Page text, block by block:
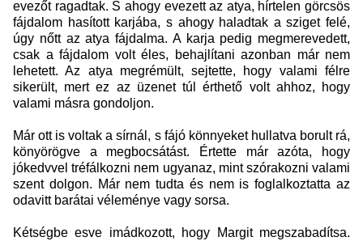
evezőt ragadtak. S ahogy evezett az atya, hírtelen görcsös
fájdalom hasított karjába, s ahogy haladtak a sziget felé,
úgy nőtt az atya fájdalma. A karja pedig megmerevedett,
csak a fájdalom volt éles, behajlítani azonban már nem
lehetett. Az atya megrémült, sejtette, hogy valami félre
sikerült, mert ez az üzenet túl érthető volt ahhoz, hogy
valami másra gondoljon.
Már ott is voltak a sírnál, s fájó könnyeket hullatva borult rá,
könyörögve a megbocsátást. Értette már azóta, hogy
jókedvvel tréfálkozni nem ugyanaz, mint szórakozni valami
szent dolgon. Már nem tudta és nem is foglalkoztatta az
odavitt barátai véleménye vagy sorsa.
Kétségbe esve imádkozott, hogy Margit megszabadítsa.